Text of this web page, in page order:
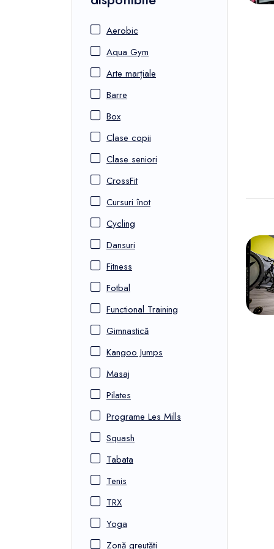
Aerobic
Aqua Gym
Arte marțiale
Barre
Box
Clase copii
Clase seniori
CrossFit
Cursuri înot
Cycling
Dansuri
Fitness
Fotbal
Functional Training
Gimnastică
Kangoo Jumps
Masaj
Pilates
Programe Les Mills
Squash
Tabata
Tenis
TRX
Yoga
Zonă greutăți